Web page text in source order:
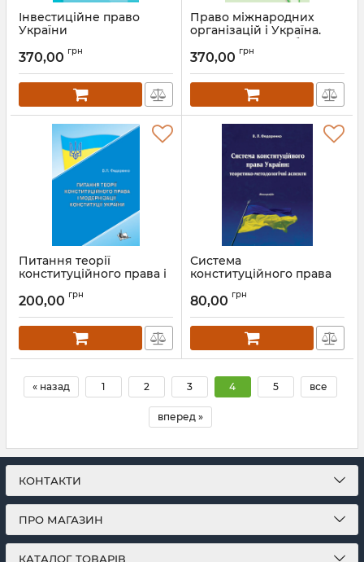
Інвестиційне право
України
370,00 грн
Право міжнародних
організацій і Україна.
Навчальний посібник у
схемах
Артикул: Л12146
370,00 грн
Питання теорії
конституційного права і
України
Артикул: Л12122
200,00 грн
Система
конституційного права
методологічні аспекти
Артикул: Л12028
80,00 грн
« назад 1 2 3 4 5 все
вперед »
КОНТАКТИ
ПРО МАГАЗИН
КАТАЛОГ ТОВАРІВ